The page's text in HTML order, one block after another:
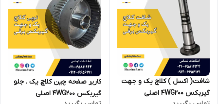
شافت( اکسل ) کلاچ یک و جهت
گیربکس 4WG200 اصلی
کاریر صفحه چین کلاچ یک . جلو
گیربکس 4WG200 اصلی